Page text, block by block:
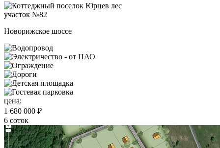
участок №82
Новорижское шоссе
цена:
1 680 000 ₽
6 соток